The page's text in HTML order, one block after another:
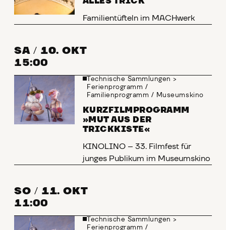
Familientüfteln im MACHwerk
SA/ 10. OKT
15:00
Technische Sammlungen>
Ferienprogramm /
Familienprogramm / Museumskino
KURZFILMPROGRAMM
»MUT AUS DER
TRICKKISTE«
KINOLINO – 33. Filmfest für
junges Publikum im Museumskino
SO / 11. OKT
11:00
Technische Sammlungen>
Ferienprogramm /